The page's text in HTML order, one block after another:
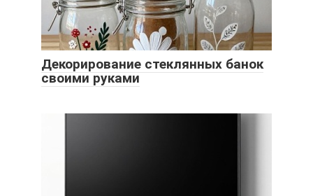
Декорирование стеклянных банок
своими руками